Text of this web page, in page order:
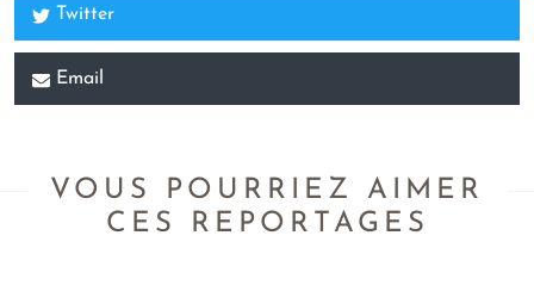
Twitter
Email
VOUS POURRIEZ AIMER
CES REPORTAGES